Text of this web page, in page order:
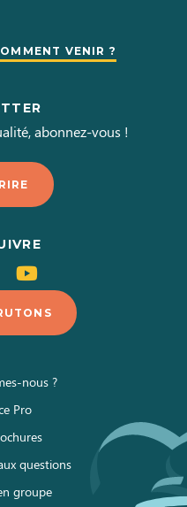
VENIR ?
abonnez-vous !
Suivez-
nous
sur
Youtube
nous ?
Pro
questions
groupe